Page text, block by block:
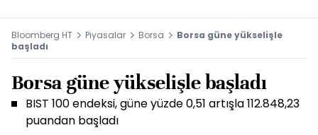
Bloomberg HT Piyasalar Borsa
Borsa güne yükselişle
başladı
Borsa güne yükselişle başladı
BIST 100 endeksi, güne yüzde 0,51 artışla 112.848,23
puandan başladı